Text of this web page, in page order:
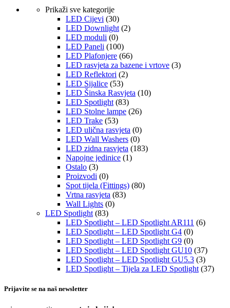
Prikaži sve kategorije
LED Cijevi (30)
LED Downlight (2)
LED moduli (0)
LED Paneli (100)
LED Plafonjere (66)
LED rasvjeta za bazene i vrtove (3)
LED Reflektori (2)
LED Sijalice (53)
LED Šinska Rasvjeta (10)
LED Spotlight (83)
LED Stolne lampe (26)
LED Trake (53)
LED ulična rasvjeta (0)
LED Wall Washers (0)
LED zidna rasvjeta (183)
Napojne jedinice (1)
Ostalo (3)
Proizvodi (0)
Spot tijela (Fittings) (80)
Vrtna rasvjeta (83)
Wall Lights (0)
LED Spotlight (83)
LED Spotlight – LED Spotlight AR111 (6)
LED Spotlight – LED Spotlight G4 (0)
LED Spotlight – LED Spotlight G9 (0)
LED Spotlight – LED Spotlight GU10 (37)
LED Spotlight – LED Spotlight GU5.3 (3)
LED Spotlight – Tijela za LED Spotlight (37)
Prijavite se na naš newsletter